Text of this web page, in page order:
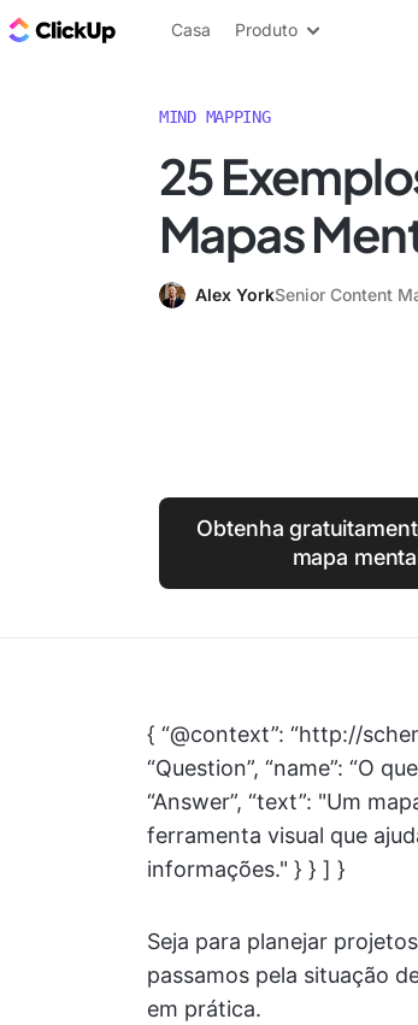
ClickUp Blogue
Casa Produto
MIND MAPPING
25
Mapas
Alex YorkSenior Content
Obtenha
mapa
{ “@context”: “http://
“Question”, “name”: “O
“Answer”, “text”: "Um
ferramenta visual que
informações." } } ] }
Seja para planejar
passamos pela situação
em prática.